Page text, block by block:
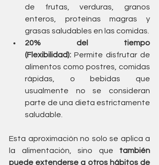
de frutas, verduras, granos
enteros, proteínas magras y
grasas saludables en las comidas.
20% del tiempo
(Flexibilidad): Permite disfrutar de
alimentos como postres, comidas
rápidas, o bebidas que
usualmente no se consideran
parte de una dieta estrictamente
saludable.
Esta aproximación no solo se aplica a
la alimentación, sino que también
puede extenderse a otros hábitos de